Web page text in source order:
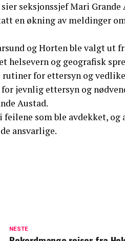
seksjonssjef Mari Grande
en økning av meldinger
og Horten ble valgt ut
og geografisk
for ettersyn og
jevnlig ettersyn og
Austad.
som ble avdekket, og
ansvarlige.
NESTE